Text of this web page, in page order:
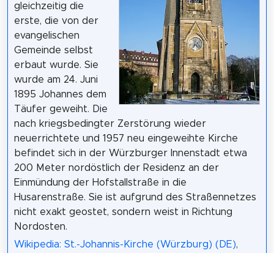
gleichzeitig die
erste, die von der
evangelischen
Gemeinde selbst
erbaut wurde. Sie
wurde am 24. Juni
1895 Johannes dem
Täufer geweiht. Die
nach kriegsbedingter Zerstörung wieder
neuerrichtete und 1957 neu eingeweihte Kirche
befindet sich in der Würzburger Innenstadt etwa
200 Meter nordöstlich der Residenz an der
Einmündung der Hofstallstraße in die
Husarenstraße. Sie ist aufgrund des Straßennetzes
nicht exakt geostet, sondern weist in Richtung
Nordosten.
Wikipedia: St.-Johannis-Kirche (Würzburg) (DE),